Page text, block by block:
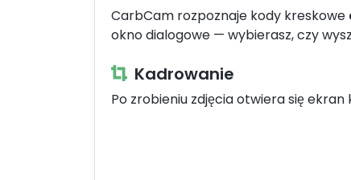
CarbCam rozpoznaje kody kreskowe
okno dialogowe — wybierasz, czy
Kadrowanie
Po zrobieniu zdjęcia otwiera się